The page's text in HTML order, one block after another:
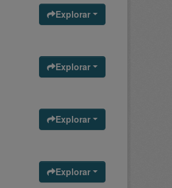
Explorar
Explorar
Explorar
Explorar